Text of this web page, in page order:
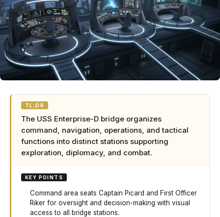
TL;DR
The USS Enterprise-D bridge organizes
command, navigation, operations, and tactical
functions into distinct stations supporting
exploration, diplomacy, and combat.
KEY POINTS
Command area seats Captain Picard and First Officer
Riker for oversight and decision-making with visual
access to all bridge stations.